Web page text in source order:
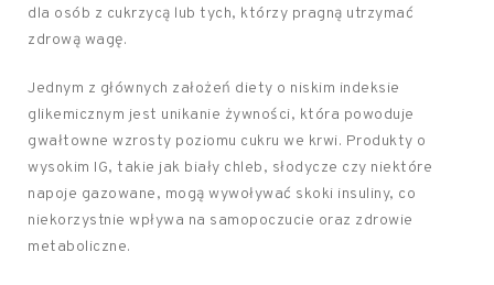
dla osób z cukrzycą lub tych, którzy pragną utrzymać
zdrową wagę.
Jednym z głównych założeń diety o niskim indeksie
glikemicznym jest unikanie żywności, która powoduje
gwałtowne wzrosty poziomu cukru we krwi. Produkty o
wysokim IG, takie jak biały chleb, słodycze czy niektóre
napoje gazowane, mogą wywoływać skoki insuliny, co
niekorzystnie wpływa na samopoczucie oraz zdrowie
metaboliczne.